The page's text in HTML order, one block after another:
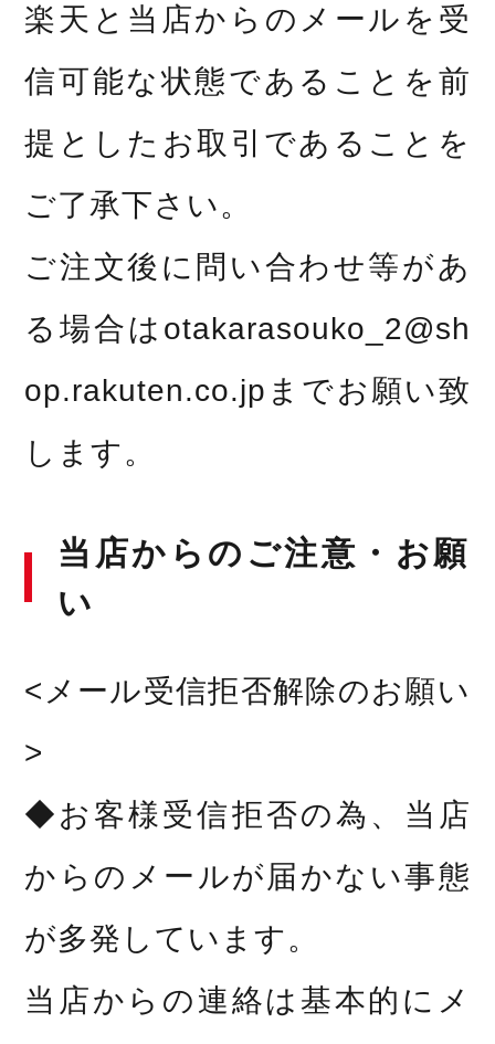
楽天と当店からのメールを受
信可能な状態であることを前
提としたお取引であることを
ご了承下さい。
ご注文後に問い合わせ等があ
る場合はotakarasouko_2@sh
op.rakuten.co.jpまでお願い致
します。
当店からのご注意・お願
い
<メール受信拒否解除のお願い
>
◆お客様受信拒否の為、当店
からのメールが届かない事態
が多発しています。
当店からの連絡は基本的にメ